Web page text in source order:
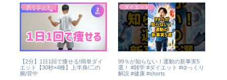
ダイエット
【2分】1日1回で痩せる!簡単ダイ
エット【30秒×4種】上半身/二の
腕/背中
ダイエット
99％が知らない！運動の新事実5
選！ #雑学 #ダイエット #ゆっくり
解説 #健康 #shorts